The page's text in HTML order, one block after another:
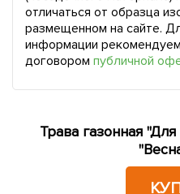
отличаться от образца
размещенном на сайте.
информации
договором публичной
Трава газонная